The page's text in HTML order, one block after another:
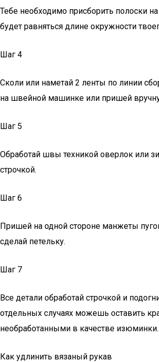
Тебе необходимо присборить полоски
будет равняться длине окружности
Шаг 4
Сколи или наметай 2 ленты по линии
на швейной машинке или пришей
Шаг 5
Обработай швы техникой оверлок или
строчкой.
Шаг 6
Пришей на одной стороне манжеты
сделай петельку.
Шаг 7
Все детали обработай строчкой и
отдельных случаях можешь оставить
необработанными в качестве изюминки.
Как удлинить вязаный рукав